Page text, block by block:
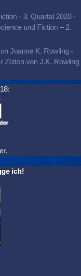
- 3. Quartal 2020 -
und Fiction – 2.
Joanne K. Rowling -
Zeiten von J.K. Rowling
ich!